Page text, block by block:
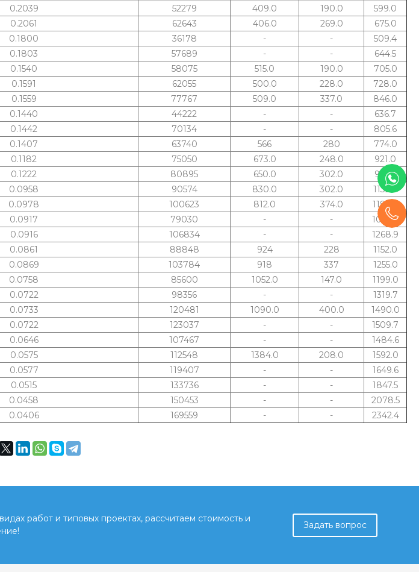
0.2039 52279 409.0 190.0
599.0
0.2061 62643 406.0 269.0
675.0
0.1800 36178 - -
509.4
0.1803 57689 - -
644.5
0.1540 58075 515.0 190.0
705.0
0.1591 62055 500.0 228.0
728.0
0.1559 77767 509.0 337.0
846.0
0.1440 44222 - -
636.7
0.1442 70134 - -
805.6
0.1407 63740 566 280
774.0
0.1182 75050 673.0 248.0
921.0
0.1222 80895 650.0 302.0
952.0
0.0958 90574 830.0 302.0
1132.0
0.0978 100623 812.0 374.0
1186.0
0.0917 79030 - -
1039.2
0.0916 106834 - -
1268.9
0.0861 88848 924 228
1152.0
0.0869 103784 918 337
1255.0
0.0758 85600 1052.0 147.0
1199.0
0.0722 98356 - -
1319.7
0.0733 120481 1090.0 400.0
1490.0
0.0722 123037 - -
1509.7
0.0646 107467 - -
1484.6
0.0575 112548 1384.0 208.0
1592.0
0.0577 119407 - -
1649.6
0.0515 133736 - -
1847.5
0.0458 150453 - -
2078.5
0.0406 169559 - - 2342.4
работ и типовых проектах, рассчитаем стоимость и
Задать вопрос